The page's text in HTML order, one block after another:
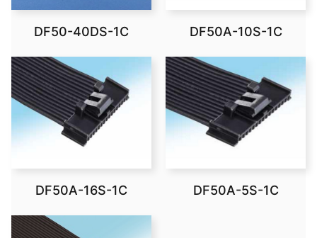
DF50-40DS-1C DF50A-10S-1C
DF50A-16S-1C DF50A-5S-1C